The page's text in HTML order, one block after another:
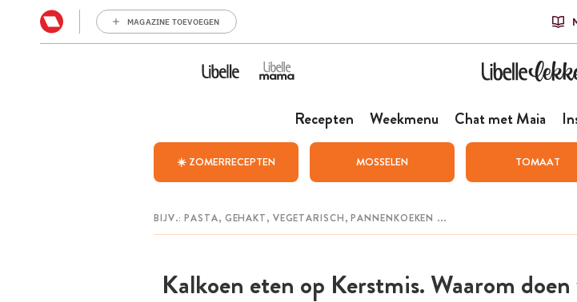
MAGAZINE TOEVOEGEN
Recepten Weekmenu Chat met Maia
☀️ ZOMERRECEPTEN MOSSELEN TOMAAT
Kalkoen eten op Kerstmis. Waarom